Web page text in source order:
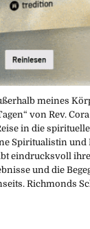
meines
von Rev.
in die
Spiritualistin und
eindrucksvoll ihre
und die
Richmonds